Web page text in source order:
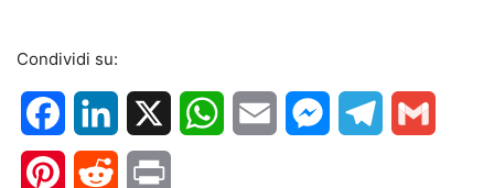
Condividi su:
FacebookLinkedIn WhatsApp
Email MessengerTelegram
PinterestReddit